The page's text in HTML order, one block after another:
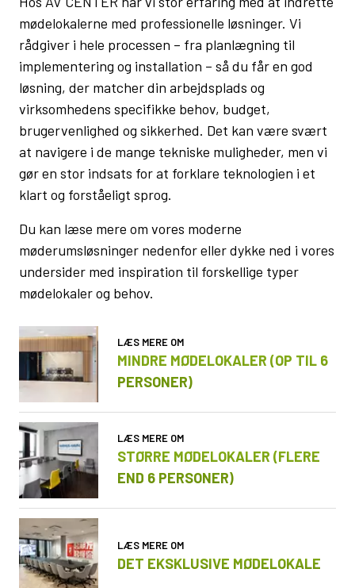
mødelokalerne med professionelle løsninger. Vi
rådgiver i hele processen – fra planlægning til
implementering og installation – så du får en god
løsning, der matcher din arbejdsplads og
virksomhedens specifikke behov, budget,
brugervenlighed og sikkerhed. Det kan være svært
at navigere i de mange tekniske muligheder, men vi
gør en stor indsats for at forklare teknologien i et
klart og forståeligt sprog.
Du kan læse mere om vores moderne
møderumsløsninger nedenfor eller dykke ned i vores
undersider med inspiration til forskellige typer
mødelokaler og behov.
LÆS MERE OM
MINDRE MØDELOKALER (OP TIL 6
PERSONER)
LÆS MERE OM
STØRRE MØDELOKALER (FLERE
END 6 PERSONER)
LÆS MERE OM
DET EKSKLUSIVE MØDELOKALE